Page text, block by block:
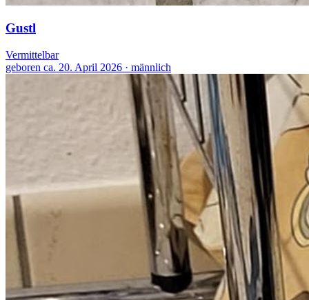
Gustl
Vermittelbar
geboren ca. 20. April 2026 · männlich